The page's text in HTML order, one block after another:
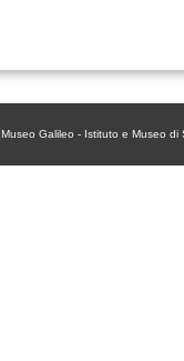
Museo Galileo - Istituto e Museo di